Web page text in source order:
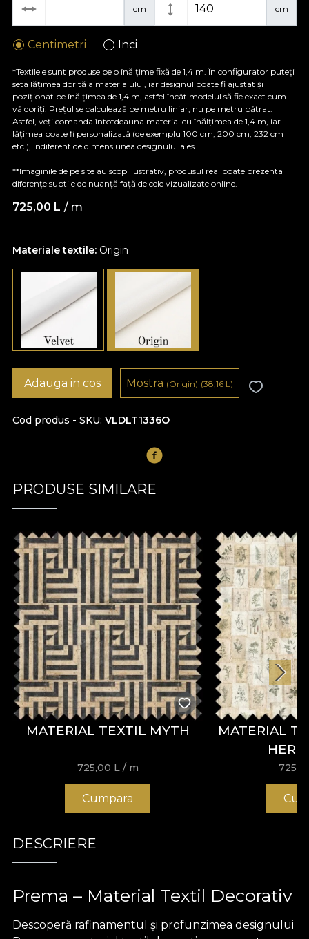
Materiale textile: Origin
cm cm
Centimetri Inci
*Textilele sunt produse pe o înălțime fixă de 1,4 m. În configurator puteți
seta lățimea dorită a materialului, iar designul poate fi ajustat și
poziționat pe înălțimea de 1,4 m, astfel încât modelul să fie exact cum
vă doriți. Prețul se calculează pe metru liniar, nu pe metru pătrat.
Astfel, veți comanda întotdeauna material cu înălțimea de 1,4 m, iar
lățimea poate fi personalizată (de exemplu 100 cm, 200 cm, 232 cm
etc.), indiferent de dimensiunea designului ales.
**Imaginile de pe site au scop ilustrativ, produsul real poate prezenta
diferențe subtile de nuanță față de cele vizualizate online.
725,00 L / m
Cod produs - SKU VLDLT1336O
Adauga in cos Mostra (Origin) (38,16 L )
PRODUSE SIMILARE
MATERIAL TEXTIL MYTH
725,00 L / m
Cumpara
MATERIAL
DESCRIERE
Prema – Material Textil Decorativ
Descoperă rafinamentul și profunzimea designului